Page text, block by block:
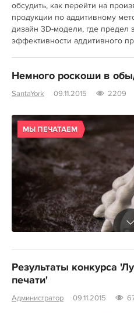
обсудить, как перейти на
продукции по аддитивному
дизайн 3D-модели, где предел
эффективности аддитивного
Немного роскоши в
SantaYork 09.11.2015 2209
МЫ ПЕЧАТАЕМ
Результаты конкурса
печати'
Администратор 09.11.2015